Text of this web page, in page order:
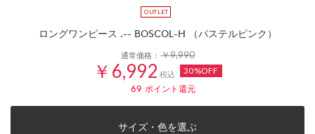
ロングワンピース .-- BOSCOL-H （パステルピンク）
通常価格：￥9,990
￥6,992 税込 30%OFF
69 ポイント還元
サイズ・色を選ぶ